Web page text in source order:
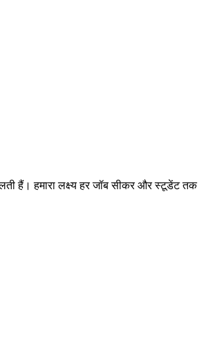
हैं। हमारा लक्ष्य हर जॉब सीकर और स्टूडेंट तक